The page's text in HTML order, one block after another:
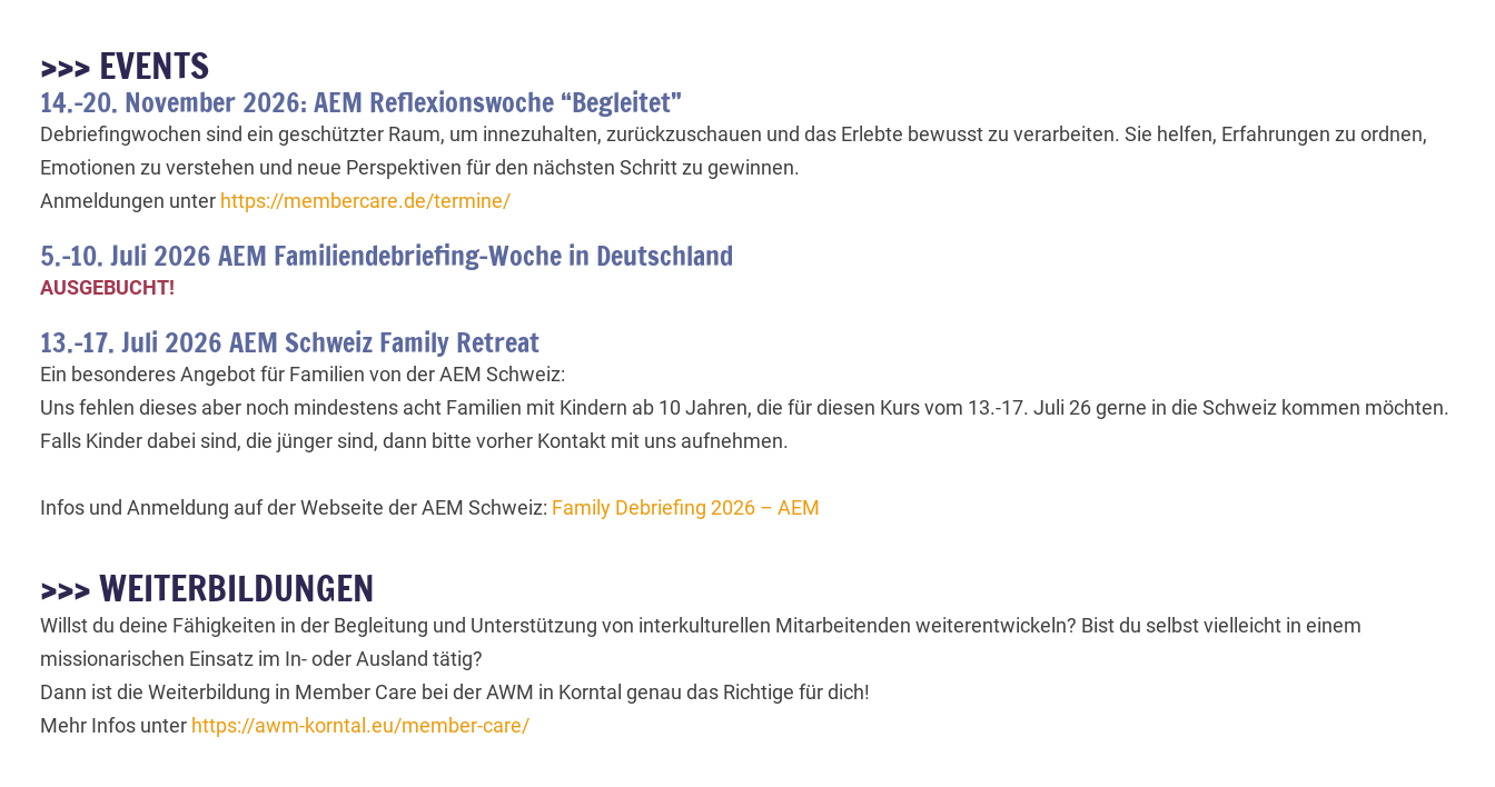
>>> EVENTS
14.-20. November 2026: AEM Reflexionswoche “Begleitet”
Debriefingwochen sind ein geschützter Raum, um innezuhalten, zurückzuschauen und das Erlebte bewusst zu verarbeiten. Sie helfen, Erfahrungen zu ordnen,
Emotionen zu verstehen und neue Perspektiven für den nächsten Schritt zu gewinnen.
Anmeldungen unter https://membercare.de/termine/
5.-10. Juli 2026 AEM Familiendebriefing-Woche in Deutschland
AUSGEBUCHT!
13.-17. Juli 2026 AEM Schweiz Family Retreat
Ein besonderes Angebot für Familien von der AEM Schweiz:
Uns fehlen dieses aber noch mindestens acht Familien mit Kindern ab 10 Jahren, die für diesen Kurs vom 13.-17. Juli 26 gerne in die Schweiz kommen möchten.
Falls Kinder dabei sind, die jünger sind, dann bitte vorher Kontakt mit uns aufnehmen.
Infos und Anmeldung auf der Webseite der AEM Schweiz: Family Debriefing 2026 – AEM
>>> WEITERBILDUNGEN
Willst du deine Fähigkeiten in der Begleitung und Unterstützung von interkulturellen Mitarbeitenden weiterentwickeln? Bist du selbst vielleicht in einem
missionarischen Einsatz im In- oder Ausland tätig?
Dann ist die Weiterbildung in Member Care bei der AWM in Korntal genau das Richtige für dich!
Mehr Infos unter https://awm-korntal.eu/member-care/